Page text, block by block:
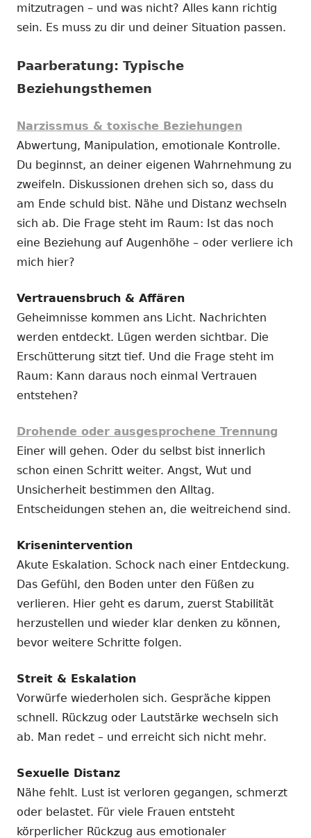
mitzutragen – und was nicht? Alles kann richtig
sein. Es muss zu dir und deiner Situation passen.
Paarberatung: Typische
Beziehungsthemen
Narzissmus & toxische Beziehungen
Abwertung, Manipulation, emotionale Kontrolle.
Du beginnst, an deiner eigenen Wahrnehmung zu
zweifeln. Diskussionen drehen sich so, dass du
am Ende schuld bist. Nähe und Distanz wechseln
sich ab. Die Frage steht im Raum: Ist das noch
eine Beziehung auf Augenhöhe – oder verliere ich
mich hier?
Vertrauensbruch & Affären
Geheimnisse kommen ans Licht. Nachrichten
werden entdeckt. Lügen werden sichtbar. Die
Erschütterung sitzt tief. Und die Frage steht im
Raum: Kann daraus noch einmal Vertrauen
entstehen?
Drohende oder ausgesprochene Trennung
Einer will gehen. Oder du selbst bist innerlich
schon einen Schritt weiter. Angst, Wut und
Unsicherheit bestimmen den Alltag.
Entscheidungen stehen an, die weitreichend sind.
Krisenintervention
Akute Eskalation. Schock nach einer Entdeckung.
Das Gefühl, den Boden unter den Füßen zu
verlieren. Hier geht es darum, zuerst Stabilität
herzustellen und wieder klar denken zu können,
bevor weitere Schritte folgen.
Streit & Eskalation
Vorwürfe wiederholen sich. Gespräche kippen
schnell. Rückzug oder Lautstärke wechseln sich
ab. Man redet – und erreicht sich nicht mehr.
Sexuelle Distanz
Nähe fehlt. Lust ist verloren gegangen, schmerzt
oder belastet. Für viele Frauen entsteht
körperlicher Rückzug aus emotionaler